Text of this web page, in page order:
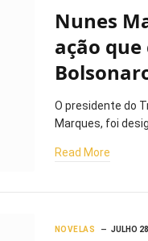
Nunes
ação
O presidente do
Marques, foi
Read More
NOVELAS JULHO